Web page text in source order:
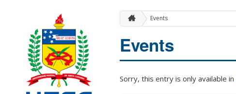
Events
Events
Sorry, this entry is only available in